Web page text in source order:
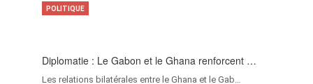
Diplomatie : Le Gabon et le Ghana renforcent …
Les relations bilatérales entre le Ghana et le Gab…
POLITIQUE